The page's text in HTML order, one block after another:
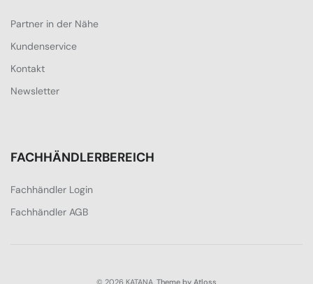
Partner in der Nähe
Kundenservice
Kontakt
Newsletter
FACHHÄNDLERBEREICH
Fachhändler Login
Fachhändler AGB